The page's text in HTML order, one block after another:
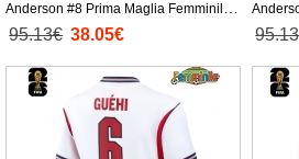
Anderson #8 Prima Maglia Femminile
Mondiali 2026 Manica Corta
95.13€ 38.05€